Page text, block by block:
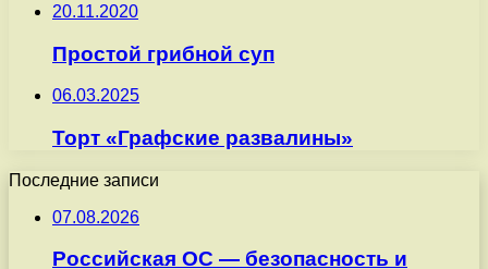
20.11.2020
Простой грибной суп
06.03.2025
Торт «Графские развалины»
Последние записи
07.08.2026
Российская ОС — безопасность и